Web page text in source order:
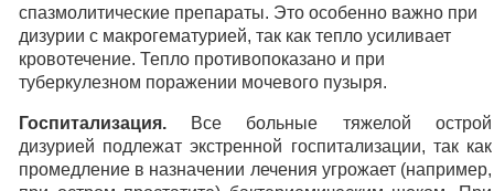
спазмолитические препараты. Это особенно важно при
дизурии с макрогематурией, так как тепло усиливает
кровотечение. Тепло противопоказано и при
туберкулезном поражении мочевого пузыря.
Госпитализация. Все больные тяжелой острой
дизурией подлежат экстренной госпитализации, так как
промедление в назначении лечения угрожает (например,